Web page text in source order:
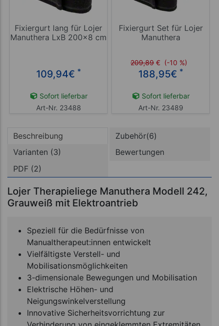
Fixiergurt lang für Lojer
Manuthera LxB 200x8 cm
109,94€ *
Sofort lieferbar
Art-Nr. 23488
Fixiergurt Set für Lojer
Manuthera
209,89 € (-10 %)
188,95€ *
Sofort lieferbar
Art-Nr. 23489
Beschreibung
Zubehör(6)
Varianten (3)
Bewertungen
PDF (2)
Lojer Therapieliege Manuthera Modell 242,
Grauweiß mit Elektroantrieb
Speziell für die Bedürfnisse von
Manualtherapeut:innen entwickelt
Vielfältigste Verstell- und
Mobilisationsmöglichkeiten
3-dimensionale Bewegungen und Mobilisation
Elektrische Höhen- und
Neigungswinkelverstellung
Innovative Sicherheitsvorrichtung zur